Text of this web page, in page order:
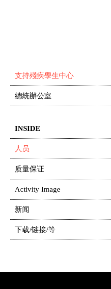
支持殘疾學生中心
總統辦公室
INSIDE
人员
质量保证
Activity Image
新闻
下载/链接/等